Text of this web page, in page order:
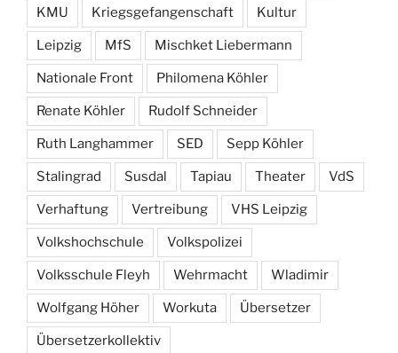
KMU Kriegsgefangenschaft Kultur
Leipzig MfS Mischket Liebermann
Nationale Front Philomena Köhler
Renate Köhler Rudolf Schneider
Ruth Langhammer SED Sepp Köhler
Stalingrad Susdal Tapiau Theater VdS
Verhaftung Vertreibung VHS Leipzig
Volkshochschule Volkspolizei
Volksschule Fleyh Wehrmacht Wladimir
Wolfgang Höher Workuta Übersetzer
Übersetzerkollektiv